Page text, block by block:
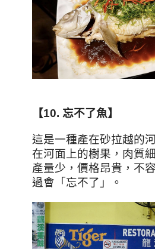
【10. 忘不了魚】
這是一種產在砂拉越的
在河面上的樹果，肉質
產量少，價格昂貴，不
過會「忘不了」。